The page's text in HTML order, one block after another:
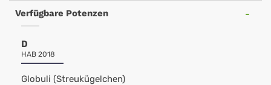
Verfügbare Potenzen
D
HAB 2018
Globuli (Streukügelchen)